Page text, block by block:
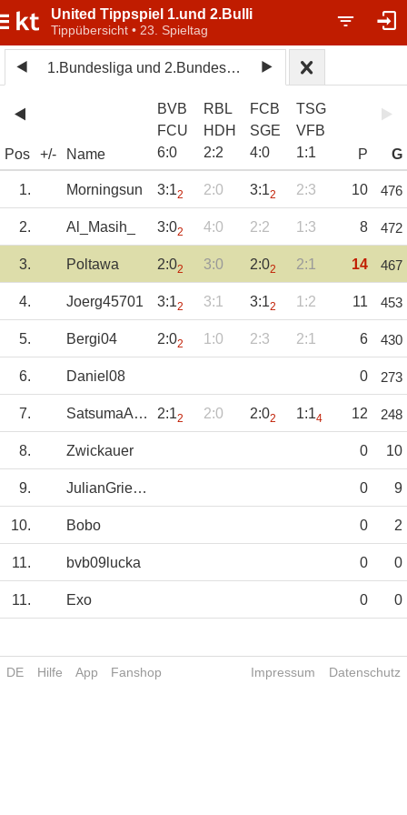
United Tippspiel 1.und 2.Bulli
Tippübersicht • 23. Spieltag
1.Bundesliga und 2.Bundesliga 2025/26
Pos +/- Name
BVB
FCU
6:0
RBL
HDH
2:2
FCB
SGE
4:0
TSG
VFB
1:1 P G
1. Morningsun 3:12 2:0 3:12 2:3 10 476
2. Al_Masih_ 3:02 4:0 2:2 1:3 8 472
3. Poltawa 2:02 3:0 2:02 2:1 14 467
4. Joerg45701 3:12 3:1 3:12 1:2 11 453
5. Bergi04 2:02 1:0 2:3 2:1 6 430
6. Daniel08 0 273
7. SatsumaAas 2:12 2:0 2:02 1:14 12 248
8. Zwickauer 0 10
9. JulianGrießner 0 9
10. Bobo 0 2
11. bvb09lucka 0 0
11. Exo 0 0
DE Hilfe App Fanshop Impressum Datenschutz